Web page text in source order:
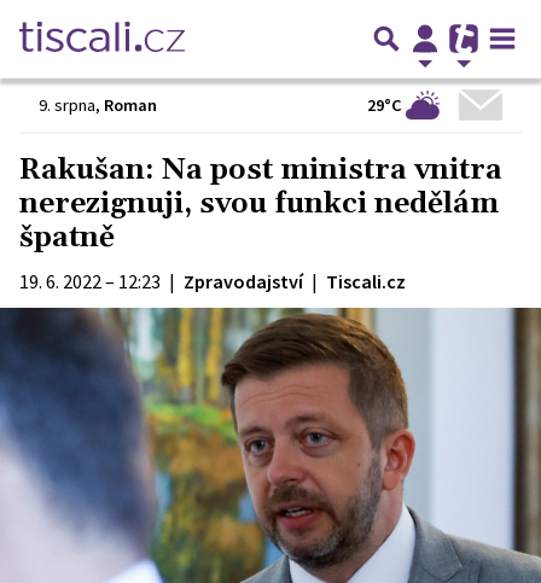
9. srpna, Roman 29°C
Rakušan: Na post ministra vnitra
nerezignuji, svou funkci nedělám
špatně
19. 6. 2022 – 12:23 | Zpravodajství | Tiscali.cz